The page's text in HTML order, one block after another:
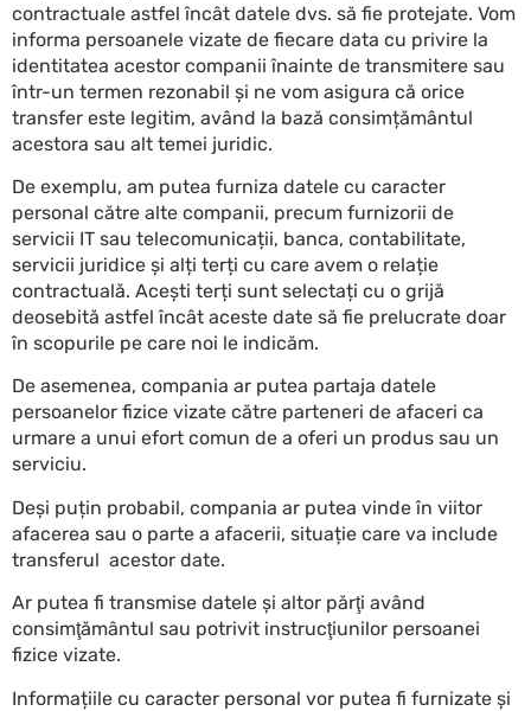
contractuale astfel încât datele dvs. să fie protejate. Vom
informa persoanele vizate de fiecare data cu privire la
identitatea acestor companii înainte de transmitere sau
într-un termen rezonabil și ne vom asigura că orice
transfer este legitim, având la bază consimțământul
acestora sau alt temei juridic.
De exemplu, am putea furniza datele cu caracter
personal către alte companii, precum furnizorii de
servicii IT sau telecomunicații, banca, contabilitate,
servicii juridice și alți terți cu care avem o relație
contractuală. Acești terți sunt selectați cu o grijă
deosebită astfel încât aceste date să fie prelucrate doar
în scopurile pe care noi le indicăm.
De asemenea, compania ar putea partaja datele
persoanelor fizice vizate către parteneri de afaceri ca
urmare a unui efort comun de a oferi un produs sau un
serviciu.
Deși puțin probabil, compania ar putea vinde în viitor
afacerea sau o parte a afacerii, situație care va include
transferul acestor date.
Ar putea fi transmise datele și altor părţi având
consimţământul sau potrivit instrucţiunilor persoanei
fizice vizate.
Informațiile cu caracter personal vor putea fi furnizate și